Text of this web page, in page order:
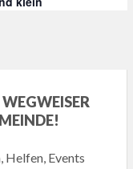
Helfen, Events